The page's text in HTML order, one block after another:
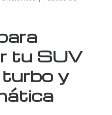
tu SUV
y